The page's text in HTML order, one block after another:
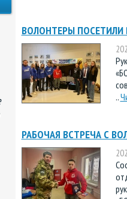
ВОЛОНТЕРЫ ПОСЕТИЛИ
..
РАБОЧАЯ ВСТРЕЧА С